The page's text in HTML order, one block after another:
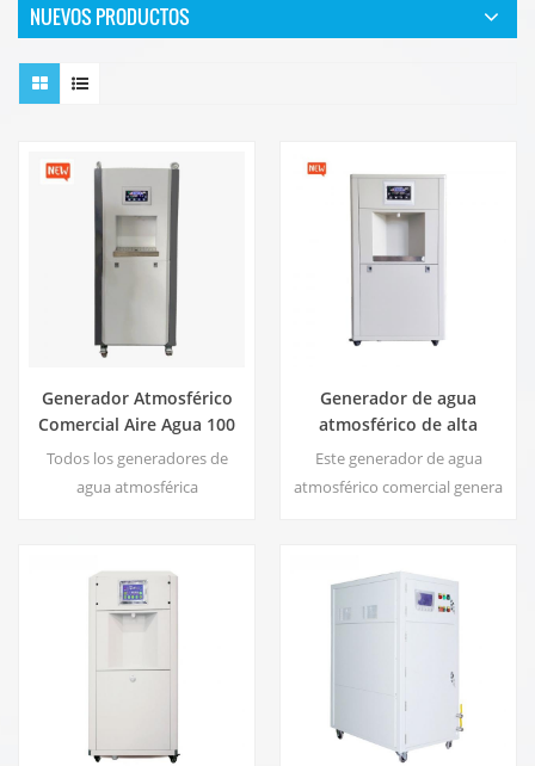
NUEVOS PRODUCTOS
Generador Atmosférico
Comercial Aire Agua 100
Litros Por Día EA-100E
Todos los generadores de
agua atmosférica
remolques y equiparse con
sus propios generadores de
energía, sistema de filtración y
de agua y combustible.
de aire y agua cuenta con
Generador de agua
atmosférico de alta
eficiencia |
Inicio/Dispositivo
comercial ecológico | EA-
Este generador de agua
atmosférico comercial genera
beber incluso sin cloro.